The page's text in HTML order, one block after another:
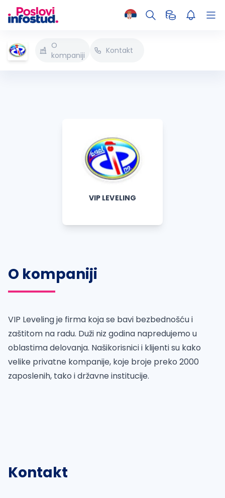
O
kompaniji
Kontakt
VIP LEVELING
O kompaniji
VIP Leveling je firma koja se bavi bezbednošću i
zaštitom na radu. Duži niz godina napredujemo u
oblastima delovanja. Našikorisnici i klijenti su kako
velike privatne kompanije, koje broje preko 2000
zaposlenih, tako i državne institucije.
Kontakt